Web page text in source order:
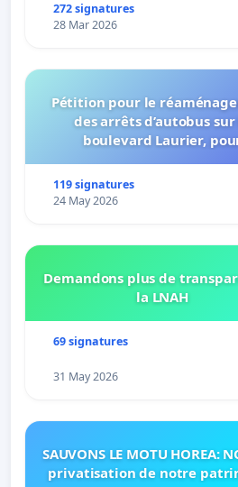
272 signatures
28 Mar 2026
Pétition pour le
des arrêts d’autobus
boulevard Laurier,
connexion 805-802 à
119 signatures
24 May 2026
Demandons plus de
la LNAH
69 signatures
31 May 2026
SAUVONS LE MOTU HOREA:
privatisation de notre